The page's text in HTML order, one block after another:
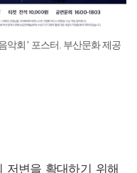
악회’ 포스터. 부산문화 제공
저변을 확대하기 위해